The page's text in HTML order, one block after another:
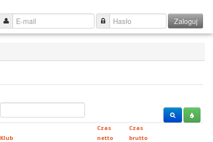
Zaloguj
Klub
Czas
netto
Czas
brutto